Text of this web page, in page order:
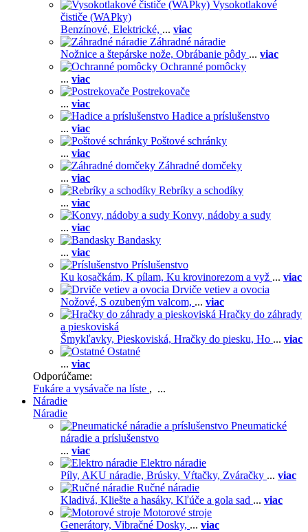
Vysokotlakové
čističe (WAPky)
Benzínové, Elektrické, ... viac
Záhradné náradie
Nožnice a štepárske nože, Obrábanie pôdy ... viac
Ochranné pomôcky
... viac
Postrekovače
... viac
Hadice a príslušenstvo
... viac
Poštové schránky
... viac
Záhradné domčeky
... viac
Rebríky a schodíky
... viac
Konvy, nádoby a sudy
... viac
Bandasky
... viac
Príslušenstvo
Ku kosačkám, K pílam, Ku krovinorezom a vyž ... viac
Drviče vetiev a ovocia
Nožové, S ozubeným valcom, ... viac
Hračky do záhrady
a pieskoviská
Šmykľavky, Pieskoviská, Hračky do piesku, Ho ... viac
Ostatné
... viac
Odporúčame:
Fukáre a vysávače na líste , ...
Náradie
Náradie
Pneumatické
náradie a príslušenstvo
... viac
Elektro náradie
Píly, AKU náradie, Brúsky, Vŕtačky, Zváračky ... viac
Ručné náradie
Kladivá, Kliešte a hasáky, Kľúče a gola sad ... viac
Motorové stroje
Generátory, Vibračné Dosky, ... viac